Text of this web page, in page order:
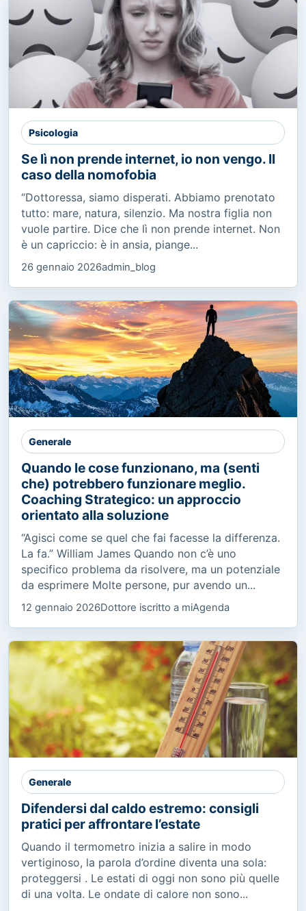
Psicologia
Se lì non prende internet, io non vengo. Il
caso della nomofobia
“Dottoressa, siamo disperati. Abbiamo prenotato
tutto: mare, natura, silenzio. Ma nostra figlia non
vuole partire. Dice che lì non prende internet. Non
è un capriccio: è in ansia, piange...
26 gennaio 2026admin_blog
Generale
Quando le cose funzionano, ma (senti
che) potrebbero funzionare meglio.
Coaching Strategico: un approccio
orientato alla soluzione
“Agisci come se quel che fai facesse la differenza.
La fa.” William James Quando non c’è uno
specifico problema da risolvere, ma un potenziale
da esprimere Molte persone, pur avendo un...
12 gennaio 2026Dottore iscritto a miAgenda
Generale
Difendersi dal caldo estremo: consigli
pratici per affrontare l’estate
Quando il termometro inizia a salire in modo
vertiginoso, la parola d’ordine diventa una sola:
proteggersi . Le estati di oggi non sono più quelle
di una volta. Le ondate di calore non sono...